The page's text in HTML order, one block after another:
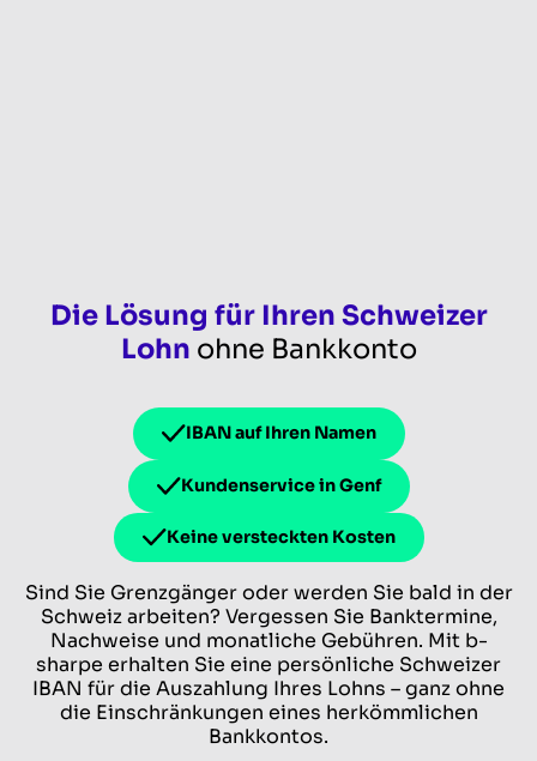
Die Lösung für Ihren Schweizer
Lohn ohne Bankkonto
IBAN auf Ihren Namen
Kundenservice in Genf
Keine versteckten Kosten
Sind Sie Grenzgänger oder werden Sie bald in der
Schweiz arbeiten? Vergessen Sie Banktermine,
Nachweise und monatliche Gebühren. Mit b-
sharpe erhalten Sie eine persönliche Schweizer
IBAN für die Auszahlung Ihres Lohns – ganz ohne
die Einschränkungen eines herkömmlichen
Bankkontos.